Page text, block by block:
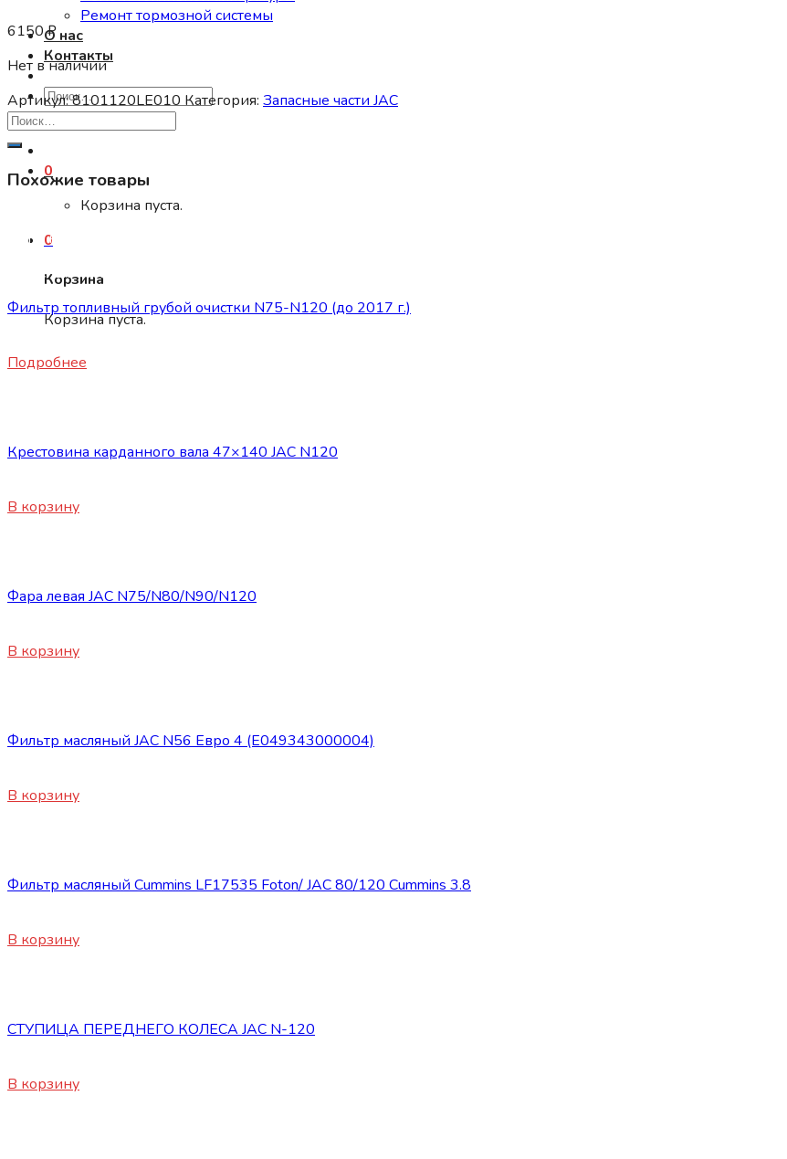
Ремонт тормозной системы
О нас
Контакты
Искать:
0
Корзина пуста.
0
Корзина
Корзина пуста.
6150₽
Нет в наличии
Артикул:8101120LE010Категория: Запасные части JAC
Похожие товары
Нет в наличии
Запасные части JAC
Фильтр топливный грубой очистки N75-N120 (до 2017 г.)
Подробнее
Крестовина карданного вала 47×140 JAC N120
В корзину
Фара левая JAC N75/N80/N90/N120
В корзину
Фильтр масляный JAC N56 Евро 4 (E049343000004)
В корзину
Фильтр масляный Cummins LF17535 Foton/ JAC 80/120 Cummins 3.8
В корзину
СТУПИЦА ПЕРЕДНЕГО КОЛЕСА JAC N-120
В корзину